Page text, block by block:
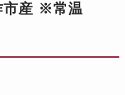
市産 ※常温